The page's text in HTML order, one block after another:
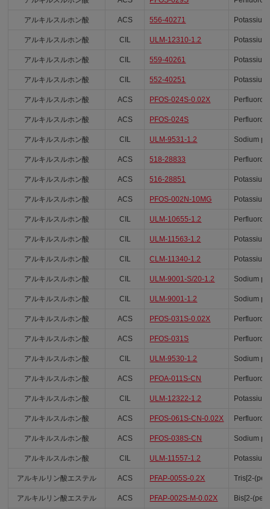
アルキルスルホン酸 ACS 556-40271
アルキルスルホン酸 CIL ULM-12310-1.2
アルキルスルホン酸 CIL 559-40261
アルキルスルホン酸 CIL 552-40251
アルキルスルホン酸 ACS PFOS-024S-0.02X
アルキルスルホン酸 ACS PFOS-024S
アルキルスルホン酸 CIL ULM-9531-1.2 Sodium
アルキルスルホン酸 ACS 518-28833
アルキルスルホン酸 ACS 516-28851
アルキルスルホン酸 ACS PFOS-002N-10MG
アルキルスルホン酸 CIL ULM-10655-1.2
アルキルスルホン酸 CIL ULM-11563-1.2
アルキルスルホン酸 CIL CLM-11340-1.2
アルキルスルホン酸 CIL ULM-9001-S/20-1.2 Sodium
アルキルスルホン酸 CIL ULM-9001-1.2 Sodium
アルキルスルホン酸 ACS PFOS-031S-0.02X
アルキルスルホン酸 ACS PFOS-031S
アルキルスルホン酸 CIL ULM-9530-1.2 Sodium
アルキルスルホン酸 ACS PFOA-011S-CN
アルキルスルホン酸 CIL ULM-12322-1.2
アルキルスルホン酸 ACS PFOS-061S-CN-0.02X
アルキルスルホン酸 ACS PFOS-038S-CN Sodium
アルキルスルホン酸 CIL ULM-11557-1.2
アルキルリン酸エステル ACS PFAP-005S-0.2X Tris[2-
アルキルリン酸エステル ACS PFAP-002S-M-0.02X Bis[2-